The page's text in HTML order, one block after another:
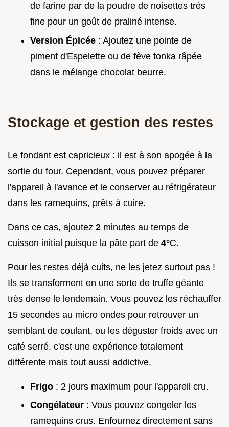
de farine par de la poudre de noisettes très
fine pour un goût de praliné intense.
Version Épicée : Ajoutez une pointe de
piment d'Espelette ou de fève tonka râpée
dans le mélange chocolat beurre.
Stockage et gestion des restes
Le fondant est capricieux : il est à son apogée à la
sortie du four. Cependant, vous pouvez préparer
l'appareil à l'avance et le conserver au réfrigérateur
dans les ramequins, prêts à cuire.
Dans ce cas, ajoutez 2 minutes au temps de
cuisson initial puisque la pâte part de 4°C.
Pour les restes déjà cuits, ne les jetez surtout pas !
Ils se transforment en une sorte de truffe géante
très dense le lendemain. Vous pouvez les réchauffer
15 secondes au micro ondes pour retrouver un
semblant de coulant, ou les déguster froids avec un
café serré, c'est une expérience totalement
différente mais tout aussi addictive.
Frigo : 2 jours maximum pour l'appareil cru.
Congélateur : Vous pouvez congeler les
ramequins crus. Enfournez directement sans